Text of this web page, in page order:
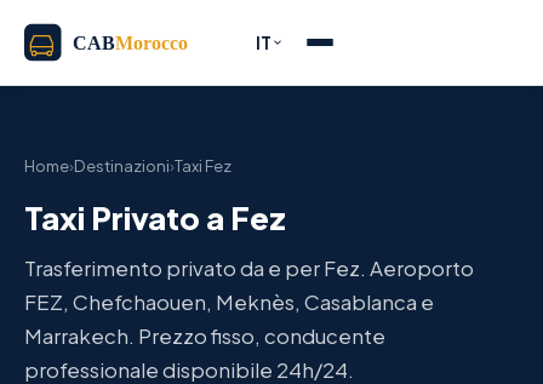
IT
Home›Destinazioni›Taxi Fez
Taxi Privato a Fez
Trasferimento privato da e per Fez. Aeroporto
FEZ, Chefchaouen, Meknès, Casablanca e
Marrakech. Prezzo fisso, conducente
professionale disponibile 24h/24.